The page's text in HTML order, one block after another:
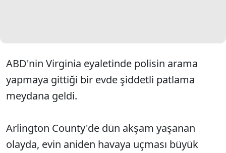
ABD'nin Virginia eyaletinde polisin arama
yapmaya gittiği bir evde şiddetli patlama
meydana geldi.
Arlington County'de dün akşam yaşanan
olayda, evin aniden havaya uçması büyük